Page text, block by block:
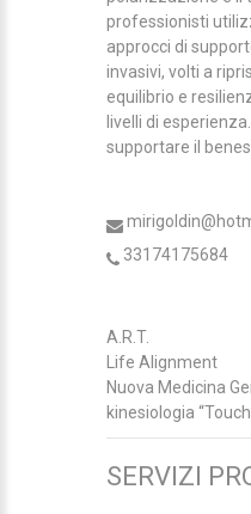
professionisti
approcci di
invasivi, volti a
equilibrio e
livelli di
supportare il
33174175684
A.R.T.
Life Alignment
Nuova Medicina
kinesiologia
SERVIZI